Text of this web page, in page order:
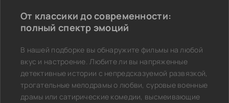
От классики до современности:
полный спектр эмоций
В нашей подборке вы обнаружите фильмы на любой
вкус и настроение. Любите ли вы напряженные
детективные истории с непредсказуемой развязкой,
трогательные мелодрамы о любви, суровые военные
драмы или сатирические комедии, высмеивающие